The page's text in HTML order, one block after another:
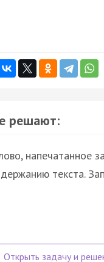
решают:
напечатанное
текста.